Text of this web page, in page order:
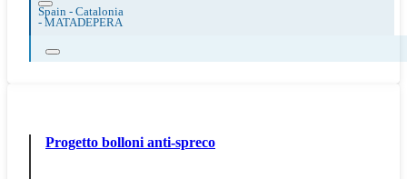
Spain - Catalonia
- MATADEPERA
Progetto bolloni anti-spreco